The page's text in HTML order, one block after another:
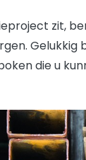
zit,
die u